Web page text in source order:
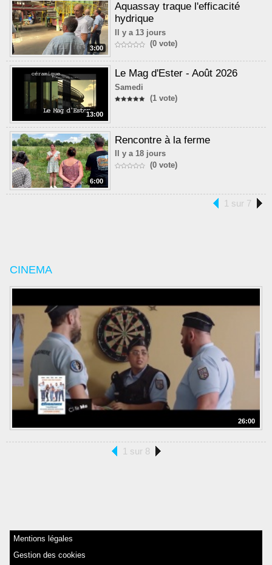
3:00
Aquassay traque l'efficacité
hydrique
Il y a 13 jours
(0 vote)
13:00
Le Mag d'Ester - Août 2026
Samedi
(1 vote)
6:00
Rencontre à la ferme
Il y a 18 jours
(0 vote)
1 sur 7
CINEMA
26:00
1 sur 8
Mentions légales
Gestion des cookies